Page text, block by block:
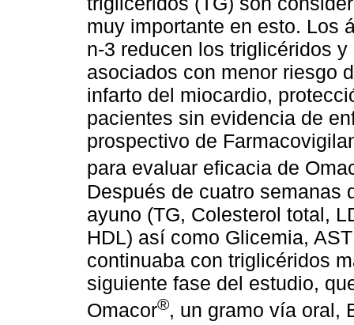
muy importante en esto. Los
n-3 reducen los triglicéridos y
asociados con menor riesgo
infarto del miocardio,
pacientes sin evidencia de
prospectivo de
para evaluar eficacia de
Después de cuatro semanas
ayuno (TG, Colesterol total,
HDL) así como Glicemia,
continuaba con triglicéridos
siguiente fase del estudio,
Omacor®, un gramo vía oral,